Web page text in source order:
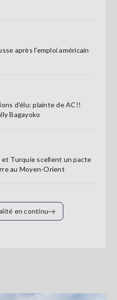
après l'emploi américain
d'élu: plainte de AC!!
Bagayoko
Turquie scellent un pacte
au Moyen-Orient
en continu